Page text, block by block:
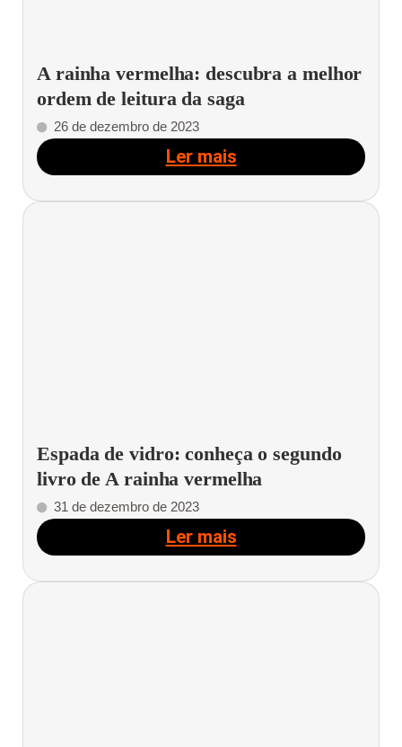
A rainha vermelha: descubra a melhor
ordem de leitura da saga
26 de dezembro de 2023
Ler mais
Espada de vidro: conheça o segundo
livro de A rainha vermelha
31 de dezembro de 2023
Ler mais